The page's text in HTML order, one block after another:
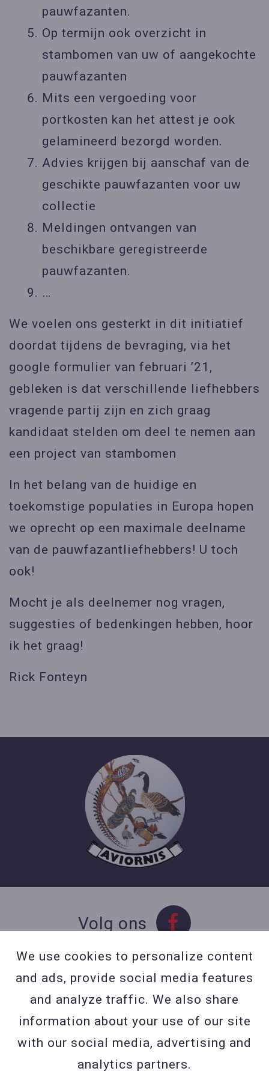
pauwfazanten.
Op termijn ook overzicht in
stambomen van uw of aangekochte
pauwfazanten
Mits een vergoeding voor
portkosten kan het attest je ook
gelamineerd bezorgd worden.
Advies krijgen bij aanschaf van de
geschikte pauwfazanten voor uw
collectie
Meldingen ontvangen van
beschikbare geregistreerde
pauwfazanten.
…
We voelen ons gesterkt in dit initiatief
doordat tijdens de bevraging, via het
google formulier van februari ’21,
gebleken is dat verschillende liefhebbers
vragende partij zijn en zich graag
kandidaat stelden om deel te nemen aan
een project van stambomen
In het belang van de huidige en
toekomstige populaties in Europa hopen
we oprecht op een maximale deelname
van de pauwfazantliefhebbers! U toch
ook!
Mocht je als deelnemer nog vragen,
suggesties of bedenkingen hebben, hoor
ik het graag!
Rick Fonteyn
Volg ons
Contact
Contacteer ons
BE 0423 427 566 (0032
477601560
We use cookies to personalize content
and ads, provide social media features
and analyze traffic. We also share
information about your use of our site
with our social media, advertising and
analytics partners.